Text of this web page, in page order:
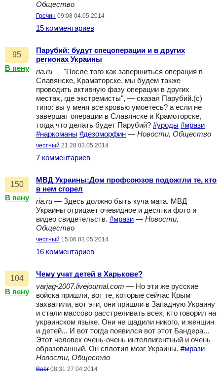
Общество
Гречин 09:08 04.05.2014
15 комментариев
95
В пену
Парубий: будут спецоперации и в других
регионах Украины
ria.ru — "После того как завершиться операция в
Славянске, Краматорске, мы будем также
проводить активную фазу операции в других
местах, где экстремисты", — сказал Парубий.(с)
типо: вы у меня все кровью умоетесь? а если не
завершат операции в Славянске и Крамоторске,
тогда что делать будет Парубий? #уроды #мрази
#наркоманы #дезоморфин — Новости, Общество
честный 21:28 03.05.2014
7 комментариев
150
В пену
МВД Украины:Дом профсоюзов подожгли те, кто
в нем сгорел
ria.ru — Здесь должно быть куча мата. МВД
Украины отрицает очевидное и десятки фото и
видео свидетельств. #мрази — Новости,
Общество
честный 15:06 03.05.2014
16 комментариев
104
В пену
Чему учат детей в Харькове?
varjag-2007.livejournal.com — Но эти же русские
войска пришли, вот те, которые сейчас Крым
захватили, вот эти, они пришли в Западную Украину
и стали массово расстреливать всех, кто говорил на
украинском языке. Они не щадили никого, и женщин
и детей... И вот тогда появился вот этот Бандера...
Этот человек очень-очень интеллигентный и очень
образованный. Он сплотил мозг Украины. #мрази —
Новости, Общество
Babr 08:31 27.04.2014